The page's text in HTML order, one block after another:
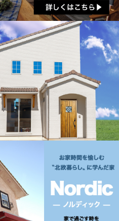
連絡をするためにメール
ユーザーに商品を送付し
りするため，氏名や住所
る目的
行うために，氏名，生年
行口座番号，クレジット
号，配達証明付き郵便の
する目的
求するために，購入された
サービスの種類や期間，
所，銀行口座番号やクレ
払に関する情報などを利
ータを入力できるようにす
ている情報を入力画面に
ご指示に基づいて他のサ
するものも含みます）に